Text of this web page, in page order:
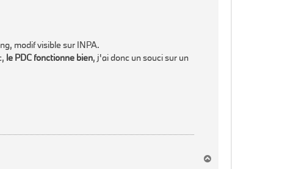
modif visible sur INPA.
le PDC fonctionne bien, j'ai donc un souci sur un